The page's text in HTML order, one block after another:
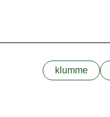
klumme